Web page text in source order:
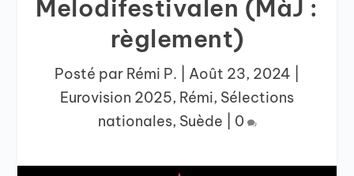
Melodifestivalen (MàJ :
règlement)
Posté par Rémi P. Août 23, 2024
Eurovision 2025, Rémi, Sélections
nationales, Suède 0